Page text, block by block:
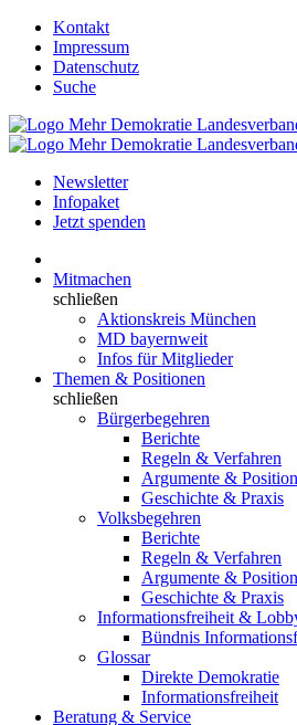
Kontakt
Impressum
Datenschutz
Suche
Newsletter
Infopaket
Jetzt spenden
Mitmachen
schließen
Aktionskreis München
MD bayernweit
Infos für Mitglieder
Themen & Positionen
schließen
Bürgerbegehren
Berichte
Regeln & Verfahren
Argumente &
Geschichte & Praxis
Volksbegehren
Berichte
Regeln & Verfahren
Argumente &
Geschichte & Praxis
Informationsfreiheit &
Bündnis
Glossar
Direkte Demokratie
Informationsfreiheit
Beratung & Service